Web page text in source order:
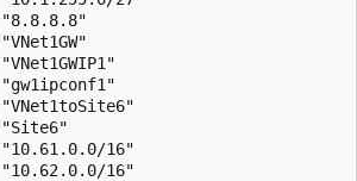
"Site6"
16"
16"